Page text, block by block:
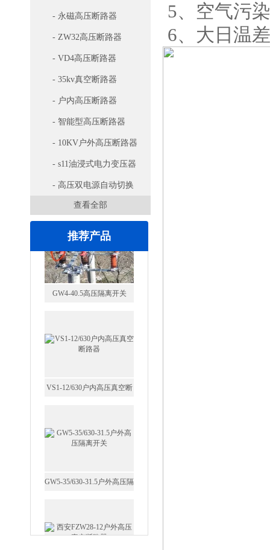
- 永磁高压断路器
- ZW32高压断路器
- VD4高压断路器
- 35kv真空断路器
- 户内高压断路器
- 智能型高压断路器
- 10KV户外高压断路器
- s11油浸式电力变压器
- 高压双电源自动切换
查看全部
推荐产品
VS1-12/630户内高压真空断
路器
GW5-35/630-31.5户外高压隔
离开关
西安FZW28-12户外高压真
5、空气污
6、大日温